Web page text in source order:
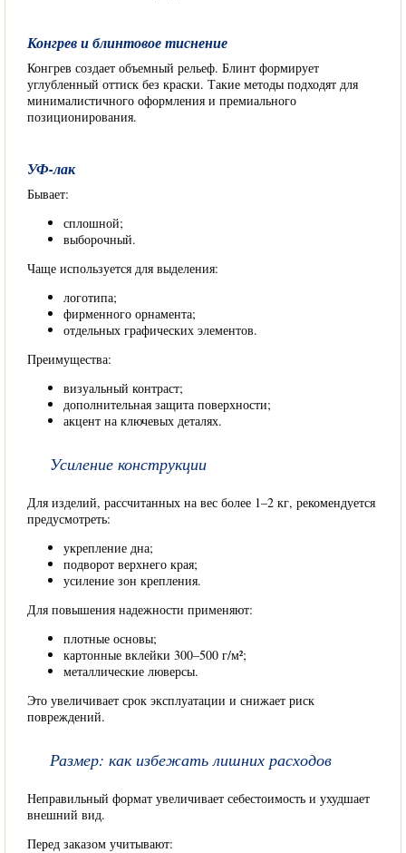
Конгрев и блинтовое тиснение
Конгрев создает объемный рельеф. Блинт формирует
углубленный оттиск без краски. Такие методы подходят для
минималистичного оформления и премиального
позиционирования.
УФ-лак
Бывает:
сплошной;
выборочный.
Чаще используется для выделения:
логотипа;
фирменного орнамента;
отдельных графических элементов.
Преимущества:
визуальный контраст;
дополнительная защита поверхности;
акцент на ключевых деталях.
Усиление конструкции
Для изделий, рассчитанных на вес более 1–2 кг, рекомендуется
предусмотреть:
укрепление дна;
подворот верхнего края;
усиление зон крепления.
Для повышения надежности применяют:
плотные основы;
картонные вклейки 300–500 г/м²;
металлические люверсы.
Это увеличивает срок эксплуатации и снижает риск
повреждений.
Размер: как избежать лишних расходов
Неправильный формат увеличивает себестоимость и ухудшает
внешний вид.
Перед заказом учитывают: